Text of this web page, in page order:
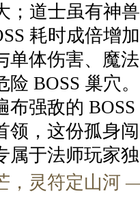
；道士虽有神
耗时成倍增
单体伤害、魔
险 BOSS 巢穴
布强敌的
领，这份孤身
属于法师玩家
，灵符定山河